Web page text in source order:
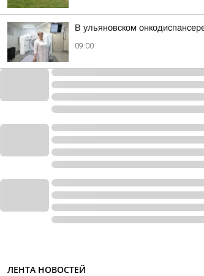
В ульяновском
09:00
ЛЕНТА НОВОСТЕЙ